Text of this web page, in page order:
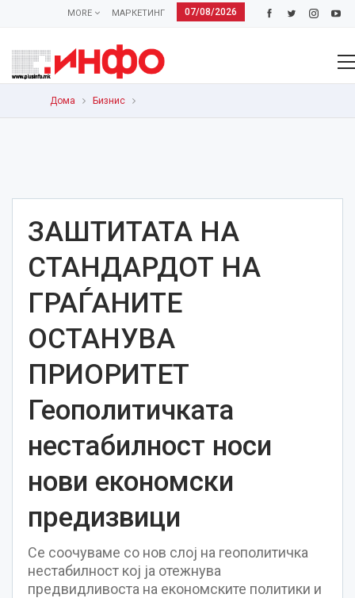
07/08/2026
МАРКЕТИНГ
MORE
Дома Бизнис
ЗАШТИТАТА НА
СТАНДАРДОТ НА
ГРАЃАНИТЕ
ОСТАНУВА
ПРИОРИТЕТ
Геополитичката
нестабилност носи
нови економски
предизвици
Се соочуваме со нов слој на геополитичка
нестабилност кој ја отежнува
предвидливоста на економските политики и